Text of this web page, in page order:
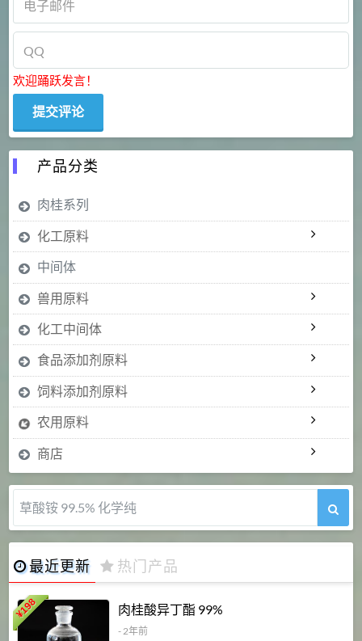
欢迎踊跃发言！
产品分类
肉桂系列
化工原料
中间体
兽用原料
化工中间体
食品添加剂原料
饲料添加剂原料
农用原料
商店
5-甲氧基吲哚 98%
最近更新 热门产品
¥
198 肉桂酸异丁酯 99%
- 2年前